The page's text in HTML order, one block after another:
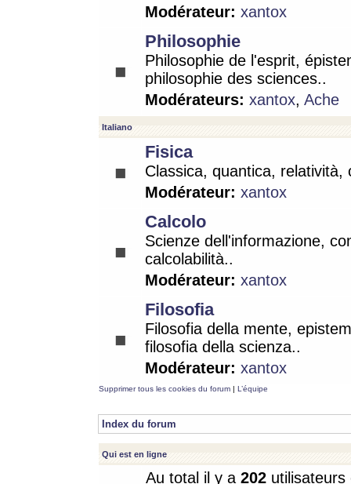
Modérateur: xantox
Philosophie
Philosophie de l'esprit,
philosophie des sciences..
Modérateurs: xantox, Ache
Italiano
Fisica
Classica, quantica, relatività,
Modérateur: xantox
Calcolo
Scienze dell'informazione,
calcolabilità..
Modérateur: xantox
Filosofia
Filosofia della mente,
filosofia della scienza..
Modérateur: xantox
Supprimer tous les cookies du forum | L’équipe
Index du forum
Qui est en ligne
Au total il y a 202